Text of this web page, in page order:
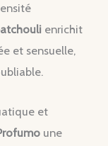
enrichit
et sensuelle,
et
une